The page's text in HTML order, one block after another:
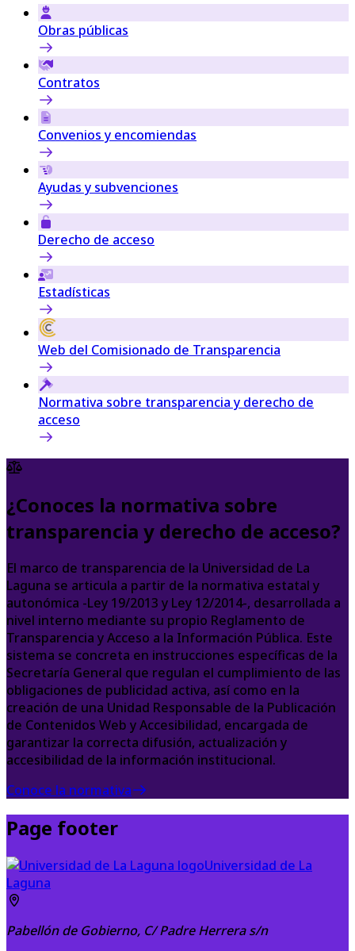
Obras públicas
Contratos
Convenios y encomiendas
Ayudas y subvenciones
Derecho de acceso
Estadísticas
Web del Comisionado de Transparencia
Normativa sobre transparencia y derecho de
acceso
¿Conoces la normativa sobre
transparencia y derecho de acceso?
El marco de transparencia de la Universidad de La
Laguna se articula a partir de la normativa estatal y
autonómica -Ley 19/2013 y Ley 12/2014-, desarrollada a
nivel interno mediante su propio Reglamento de
Transparencia y Acceso a la Información Pública. Este
sistema se concreta en instrucciones específicas de la
Secretaría General que regulan el cumplimiento de las
obligaciones de publicidad activa, así como en la
creación de una Unidad Responsable de la Publicación
de Contenidos Web y Accesibilidad, encargada de
garantizar la correcta difusión, actualización y
accesibilidad de la información institucional.
Conoce la normativa
Page footer
Universidad de La
Laguna
Pabellón de Gobierno, C/ Padre Herrera s/n